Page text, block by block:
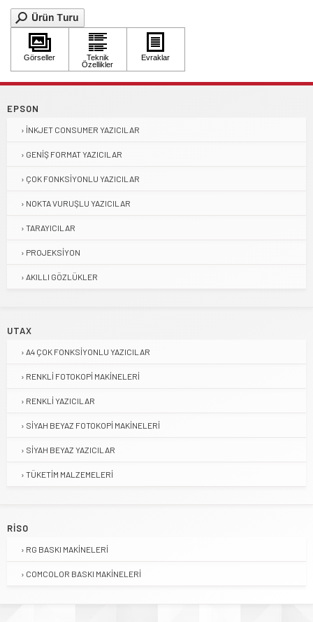
EPSON
İNKJET CONSUMER YAZICILAR
GENIŞ FORMAT YAZICILAR
ÇOK FONKSIYONLU YAZICILAR
NOKTA VURUŞLU YAZICILAR
TARAYICILAR
PROJEKSIYON
AKILLI GÖZLÜKLER
UTAX
A4 ÇOK FONKSIYONLU YAZICILAR
RENKLI FOTOKOPI MAKINELERI
RENKLI YAZICILAR
SIYAH BEYAZ FOTOKOPI MAKINELERI
SIYAH BEYAZ YAZICILAR
TÜKETIM MALZEMELERI
RISO
RG BASKI MAKINELERI
COMCOLOR BASKI MAKINELERI